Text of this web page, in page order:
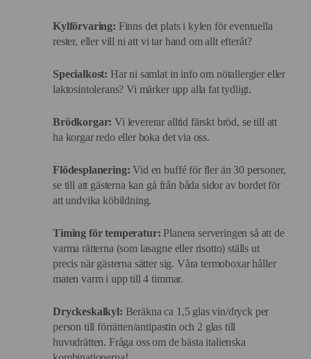
Kylförvaring: Finns det plats i kylen för eventuella
rester, eller vill ni att vi tar hand om allt efteråt?
Specialkost: Har ni samlat in info om nötallergier eller
laktosintolerans? Vi märker upp alla fat tydligt.
Brödkorgar: Vi levererar alltid färskt bröd, se till att
ha korgar redo eller boka det via oss.
Flödesplanering: Vid en buffé för fler än 30 personer,
se till att gästerna kan gå från båda sidor av bordet för
att undvika köbildning.
Timing för temperatur: Planera serveringen så att de
varma rätterna (som lasagne eller risotto) ställs ut
precis när gästerna sätter sig. Våra termoboxar håller
maten varm i upp till 4 timmar.
Dryckeskalkyl: Beräkna ca 1,5 glas vin/dryck per
person till förrätten/antipastin och 2 glas till
huvudrätten. Fråga oss om de bästa italienska